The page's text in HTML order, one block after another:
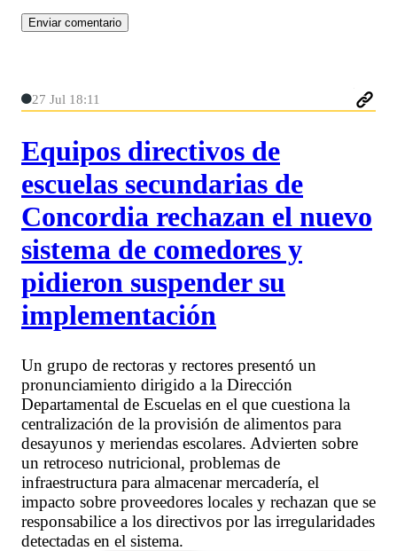
27 Jul 18:11
Equipos directivos de
escuelas secundarias de
Concordia rechazan el nuevo
sistema de comedores y
pidieron suspender su
implementación
Un grupo de rectoras y rectores presentó un
pronunciamiento dirigido a la Dirección
Departamental de Escuelas en el que cuestiona la
centralización de la provisión de alimentos para
desayunos y meriendas escolares. Advierten sobre
un retroceso nutricional, problemas de
infraestructura para almacenar mercadería, el
impacto sobre proveedores locales y rechazan que se
responsabilice a los directivos por las irregularidades
detectadas en el sistema.